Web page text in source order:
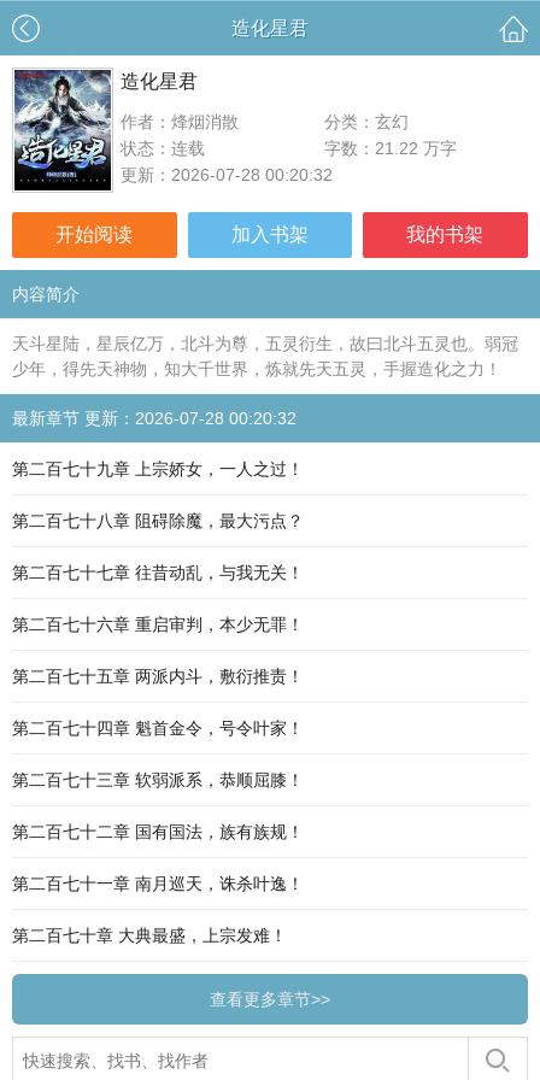
造化星君
造化星君
作者：烽烟消散
分类：玄幻
状态：连载
字数：21.22 万字
更新：2026-07-28 00:20:32
开始阅读 加入书架 我的书架
内容简介
天斗星陆，星辰亿万，北斗为尊，五灵衍生，故曰北斗五灵也。弱冠
少年，得先天神物，知大千世界，炼就先天五灵，手握造化之力！
最新章节 更新：2026-07-28 00:20:32
第二百七十九章 上宗娇女，一人之过！
第二百七十八章 阻碍除魔，最大污点？
第二百七十七章 往昔动乱，与我无关！
第二百七十六章 重启审判，本少无罪！
第二百七十五章 两派内斗，敷衍推责！
第二百七十四章 魁首金令，号令叶家！
第二百七十三章 软弱派系，恭顺屈膝！
第二百七十二章 国有国法，族有族规！
第二百七十一章 南月巡天，诛杀叶逸！
第二百七十章 大典最盛，上宗发难！
查看更多章节>>